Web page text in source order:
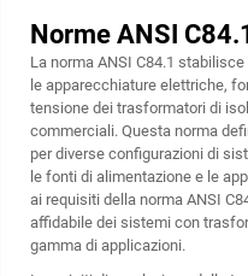
Norme ANSI
La norma ANSI C84.1
le apparecchiature elettriche,
tensione dei trasformatori di
commerciali. Questa norma
per diverse configurazioni di
le fonti di alimentazione e le
ai requisiti della norma ANSI
affidabile dei sistemi con
gamma di applicazioni.